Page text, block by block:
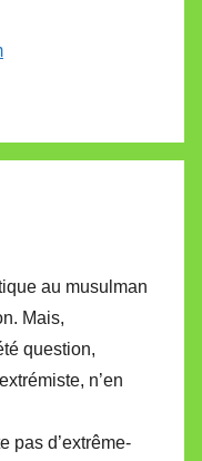
au musulman
Mais,
question,
n’en
pas d’extrême-